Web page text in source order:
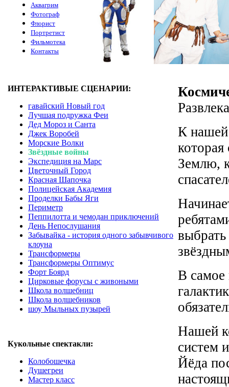
Аквагрим
Фотограф
Флорист
Портретист
Фильмотека
Контакты
ИНТЕРАКТИВЫЕ СЦЕНАРИИ:
гавайский Новый год
Лучшая подружка Феи
Дед Мороз и Санта
Джек Воробей
Морские Волки
Звёздные войны
Экспедиция на Марс
Цветочный Город
Красная Шапочка
Полицейская Академия
Проделки Бабы Яги
Периметр
Пеппилотта и чемодан приключений
День Непослушания
Забывайка - история одного забывчивого
клоуна
Трансформеры
Трансформеры Оптимус
Форт Боярд
Цирковые форусы с живоными
Школа волшебниц
Школа волшебников
шоу Мыльных пузырей
Кукольные спектакли:
Колобошечка
Душегреи
Мастер класс
К нашей
Землю,
В самое
Нашей
систем
Йёда